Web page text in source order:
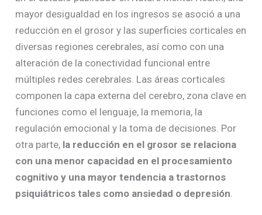
mayor desigualdad en los ingresos se asoció a una
reducción en el grosor y las superficies corticales en
diversas regiones cerebrales, así como con una
alteración de la conectividad funcional entre
múltiples redes cerebrales. Las áreas corticales
componen la capa externa del cerebro, zona clave en
funciones como el lenguaje, la memoria, la
regulación emocional y la toma de decisiones. Por
otra parte, la reducción en el grosor se relaciona
con una menor capacidad en el procesamiento
cognitivo y una mayor tendencia a trastornos
psiquiátricos tales como ansiedad o depresión